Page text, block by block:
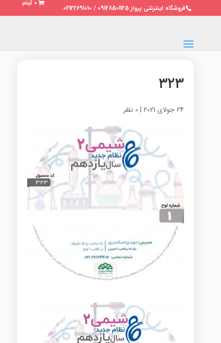
فروشگاه اینترنتی پرواز 09128501125 / 02122691010
0 آیتم
۳۲۳
24 جولای 2021 | 0 نظر